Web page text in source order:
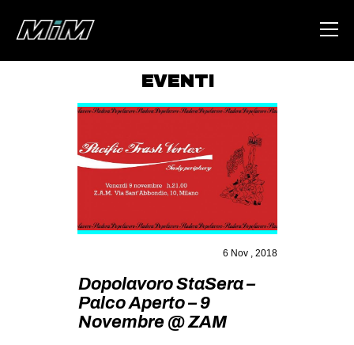
AREA
DEGENERAZIONE
GAZA FREESTYLE
CSOA LAMBRETTA
MSM
STUDENTI TSUNAMI
ZAM
EVENTI
6 Nov , 2018
Dopolavoro StaSera –
Palco Aperto – 9
Novembre @ ZAM